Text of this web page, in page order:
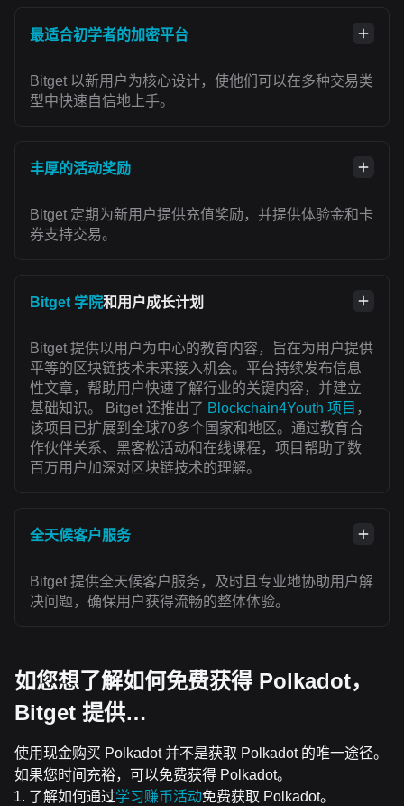
最适合初学者的加密平台
Bitget 以新用户为核心设计，使他们可以在多种交易类
型中快速自信地上手。
丰厚的活动奖励
Bitget 定期为新用户提供充值奖励，并提供体验金和卡
券支持交易。
Bitget 学院和用户成长计划
Bitget 提供以用户为中心的教育内容，旨在为用户提供
平等的区块链技术未来接入机会。平台持续发布信息
性文章，帮助用户快速了解行业的关键内容，并建立
基础知识。 Bitget 还推出了 Blockchain4Youth 项目 ，
该项目已扩展到全球70多个国家和地区。通过教育合
作伙伴关系、黑客松活动和在线课程，项目帮助了数
百万用户加深对区块链技术的理解。
全天候客户服务
Bitget 提供全天候客户服务，及时且专业地协助用户解
决问题，确保用户获得流畅的整体体验。
如您想了解如何免费获得 Polkadot，
Bitget 提供…
使用现金购买 Polkadot 并不是获取 Polkadot 的唯一途径。
如果您时间充裕，可以免费获得 Polkadot。
了解如何通过学习赚币活动免费获取 Polkadot。